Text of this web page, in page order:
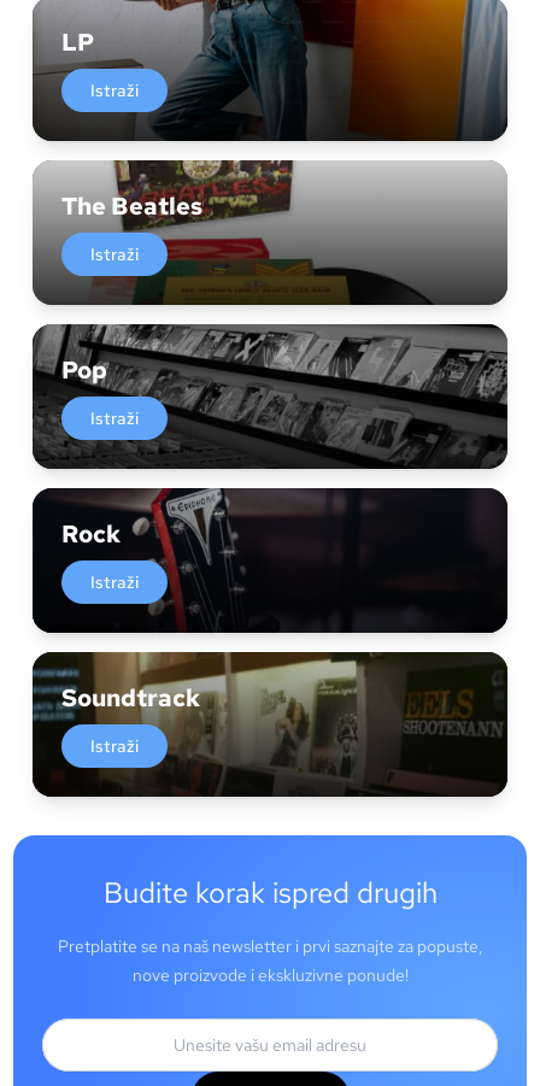
LP
Istraži
The Beatles
Istraži
Pop
Istraži
Rock
Istraži
Soundtrack
Istraži
Budite korak ispred drugih
Pretplatite se na naš newsletter i prvi saznajte za popuste,
nove proizvode i ekskluzivne ponude!